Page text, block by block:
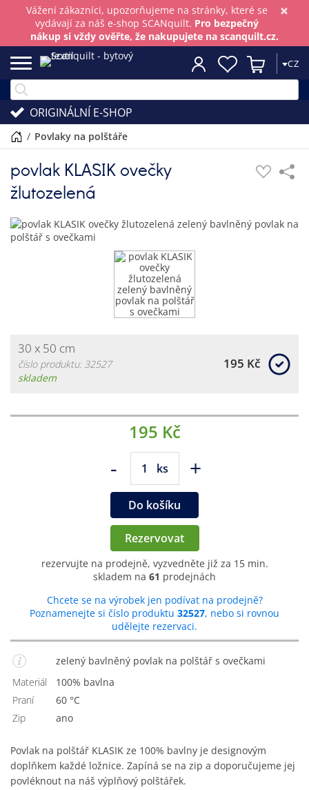
×
Vážení zákazníci, upozorňujeme na stránky, které se
vydávají za náš e-shop SCANquilt. Pro bezpečný
nákup si vždy ověřte, že nakupujete na scanquilt.cz.
CZ
ORIGINÁLNÍ E-SHOP
/ povlaky na polštáře
povlak KLASIK ovečky
žlutozelená
30 x 50 cm
číslo produktu: 32527
skladem
195 Kč
195 Kč
- ks +
Do košíku
Rezervovat
rezervujte na prodejně, vyzvedněte již za 15 min.
skladem na 61 prodejnách
Chcete se na výrobek jen podívat na prodejně?
Poznamenejte si číslo produktu 32527, nebo si rovnou
udělejte rezervaci.
zelený bavlněný povlak na polštář s ovečkami
Materiál
100% bavlna
Praní
60 °C
Zip
Ano
Povlak na polštář KLASIK ze 100% bavlny je designovým
doplňkem každé ložnice. Zapíná se na zip a doporučujeme jej
povléknout na náš výplňový polštářek.